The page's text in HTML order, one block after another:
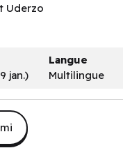
Uderzo
jan.)
Langue
Multilingue